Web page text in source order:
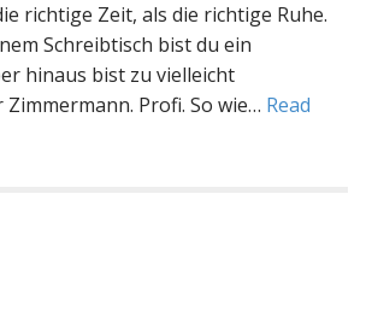
richtige Zeit, als die richtige Ruhe.
Schreibtisch bist du ein
hinaus bist zu vielleicht
Zimmermann. Profi. So wie… Read